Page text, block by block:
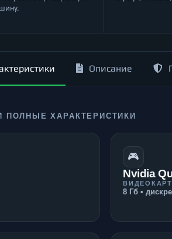
Описание
ПОЛНЫЕ ХАРАКТЕРИСТИКИ
🎮
Nvidia
8 Гб •